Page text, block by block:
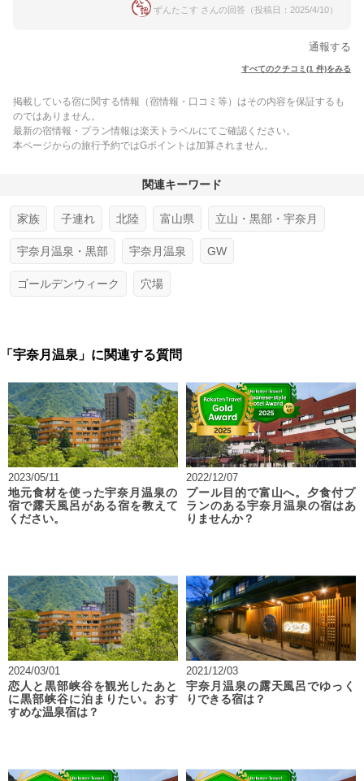
ずんたこす さんの回答（投稿日：2025/4/10）
通報する
すべてのクチコミ(1 件)をみる
掲載している宿に関する情報（宿情報・口コミ等）はその内容を保証するも
のではありません。
最新の宿情報・プラン情報は楽天トラベルにてご確認ください。
本ページからの旅行予約ではGポイントは加算されません。
関連キーワード
家族 子連れ 北陸 富山県 立山・黒部・宇奈月
宇奈月温泉・黒部 宇奈月温泉 GW
ゴールデンウィーク 穴場
「宇奈月温泉」に関連する質問
2023/05/11
地元食材を使った宇奈月温泉の
宿で露天風呂がある宿を教えて
ください。
2022/12/07
プール目的で富山へ。夕食付プ
ランのある宇奈月温泉の宿はあ
りませんか？
2024/03/01
恋人と黒部峡谷を観光したあと
に黒部峡谷に泊まりたい。おす
すめな温泉宿は？
2021/12/03
宇奈月温泉の露天風呂でゆっく
りできる宿は？